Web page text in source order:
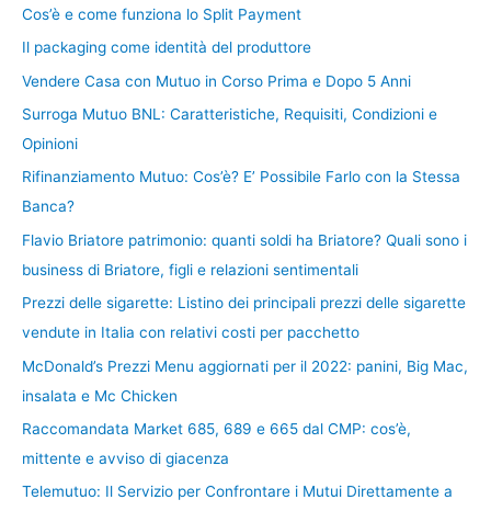
Cos’è e come funziona lo Split Payment
Il packaging come identità del produttore
Vendere Casa con Mutuo in Corso Prima e Dopo 5 Anni
Surroga Mutuo BNL: Caratteristiche, Requisiti, Condizioni e
Opinioni
Rifinanziamento Mutuo: Cos’è? E’ Possibile Farlo con la Stessa
Banca?
Flavio Briatore patrimonio: quanti soldi ha Briatore? Quali sono i
business di Briatore, figli e relazioni sentimentali
Prezzi delle sigarette: Listino dei principali prezzi delle sigarette
vendute in Italia con relativi costi per pacchetto
McDonald’s Prezzi Menu aggiornati per il 2022: panini, Big Mac,
insalata e Mc Chicken
Raccomandata Market 685, 689 e 665 dal CMP: cos’è,
mittente e avviso di giacenza
Telemutuo: Il Servizio per Confrontare i Mutui Direttamente a